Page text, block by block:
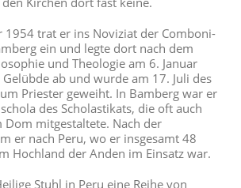
1954 trat er ins Noviziat der Comboni-
ein und legte dort nach dem
und Theologie am 6. Januar
ab und wurde am 17. Juli des
Priester geweiht. In Bamberg war er
des Scholastikats, die oft auch
Dom mitgestaltete. Nach der
er nach Peru, wo er insgesamt 48
Hochland der Anden im Einsatz war.
Stuhl in Peru eine Reihe von